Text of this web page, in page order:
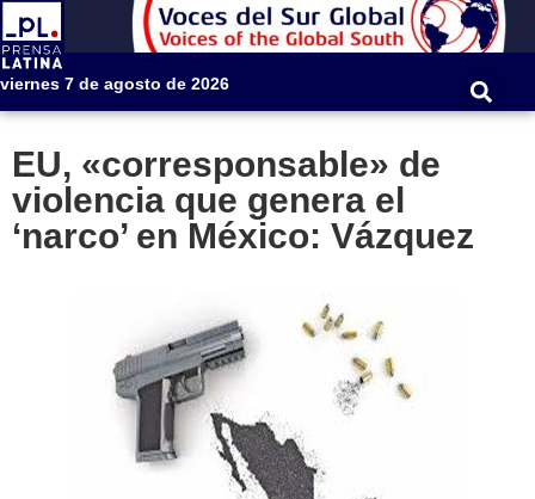
viernes 7 de agosto de 2026
EU, «corresponsable» de
violencia que genera el
‘narco’ en México: Vázquez